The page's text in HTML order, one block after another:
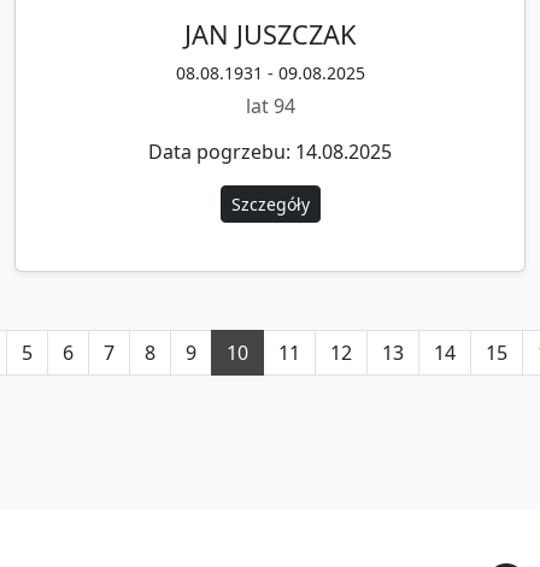
JAN JUSZCZAK
08.08.1931 - 09.08.2025
lat 94
Data pogrzebu: 14.08.2025
Szczegóły
5 6 7 8 9 10 11 12 13 14 15